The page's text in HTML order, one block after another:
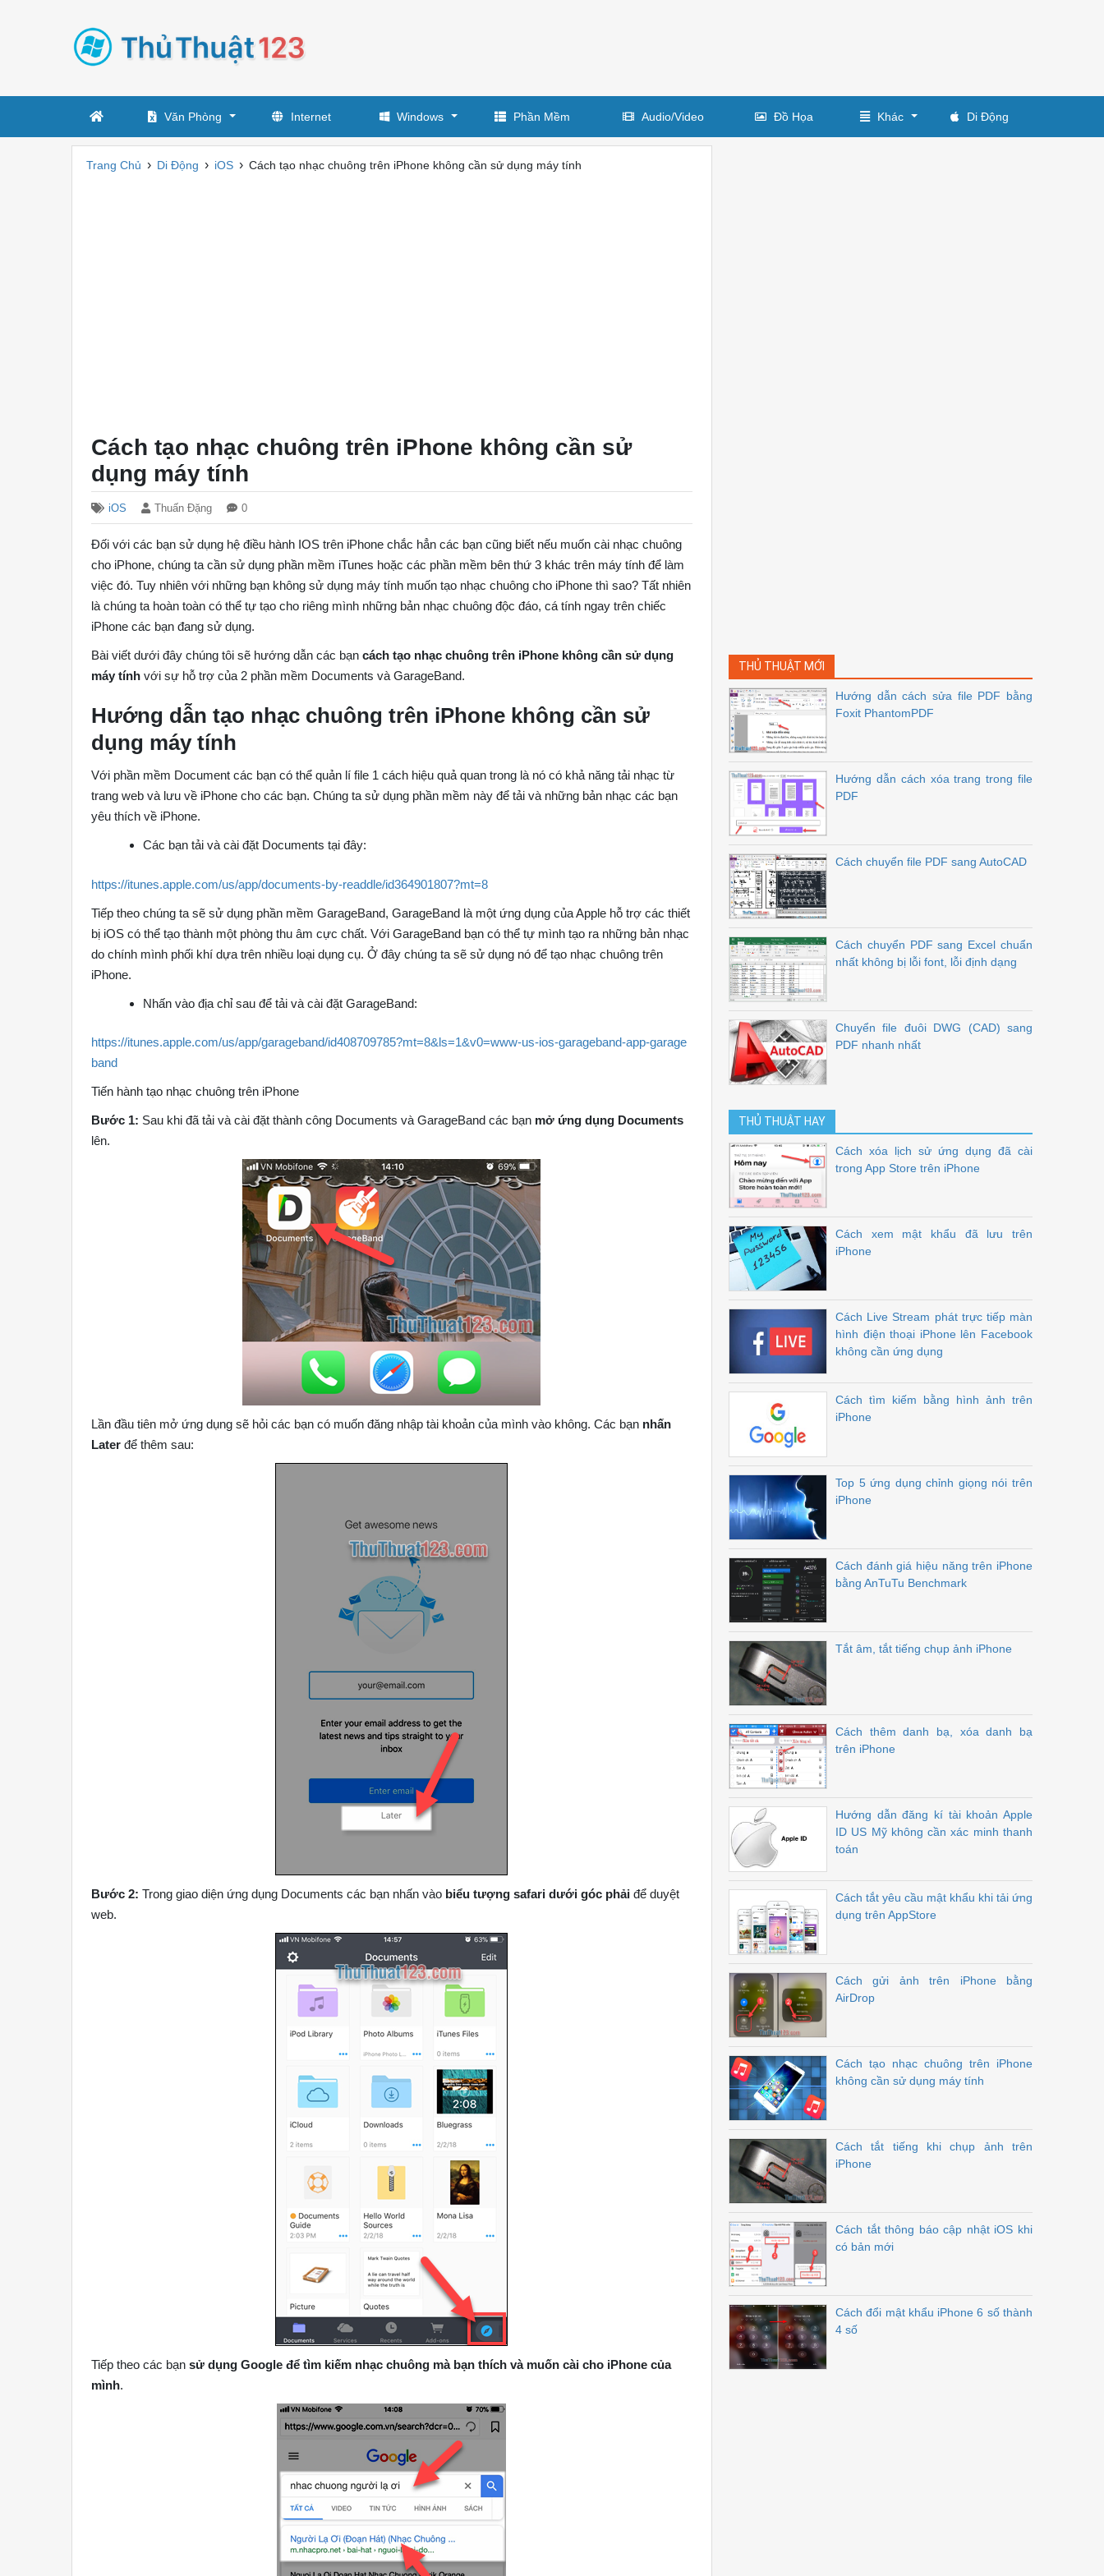
Văn Phòng Internet Windows Phần Mềm Audio/Video Đồ Họa Khác Di Động
Trang Chủ › Di Động › iOS › Cách tạo nhạc chuông trên iPhone không cần sử dụng máy tính
Cách tạo nhạc chuông trên iPhone không cần sử
dụng máy tính
iOS Thuấn Đặng 0
Đối với các bạn sử dụng hệ điều hành IOS trên iPhone chắc hẳn các bạn cũng biết nếu muốn cài nhạc chuông
cho iPhone, chúng ta cần sử dụng phần mềm iTunes hoặc các phần mềm bên thứ 3 khác trên máy tính để làm
việc đó. Tuy nhiên với những bạn không sử dụng máy tính muốn tạo nhạc chuông cho iPhone thì sao? Tất nhiên
là chúng ta hoàn toàn có thể tự tạo cho riêng mình những bản nhạc chuông độc đáo, cá tính ngay trên chiếc
iPhone các bạn đang sử dụng.
Bài viết dưới đây chúng tôi sẽ hướng dẫn các bạncách tạo nhạc chuông trên iPhone không cần sử dụng
máy tính với sự hỗ trợ của 2 phần mềm Documents và GarageBand.
Hướng dẫn tạo nhạc chuông trên iPhone không cần sử
dụng máy tính
Với phần mềm Document các bạn có thể quản lí file 1 cách hiệu quả quan trong là nó có khả năng tải nhạc từ
trang web và lưu về iPhone cho các bạn. Chúng ta sử dụng phần mềm này để tải và những bản nhạc các bạn
yêu thích về iPhone.
Các bạn tải và cài đặt Documents tại đây:
https://itunes.apple.com/us/app/documents-by-readdle/id364901807?mt=8
Tiếp theo chúng ta sẽ sử dụng phần mềm GarageBand, GarageBand là một ứng dụng của Apple hỗ trợ các thiết
bị iOS có thể tạo thành một phòng thu âm cực chất. Với GarageBand bạn có thể tự mình tạo ra những bản nhạc
do chính mình phối khí dựa trên nhiều loại dụng cụ. Ở đây chúng ta sẽ sử dụng nó để tạo nhạc chuông trên
iPhone.
Nhấn vào địa chỉ sau để tải và cài đặt GarageBand:
https://itunes.apple.com/us/app/garageband/id408709785?mt=8&ls=1&v0=www-us-ios-garageband-app-garage
band
Tiến hành tạo nhạc chuông trên iPhone
Bước 1: Sau khi đã tải và cài đặt thành công Documents và GarageBand các bạn mở ứng dụng Documents
lên.
Lần đầu tiên mở ứng dụng sẽ hỏi các bạn có muốn đăng nhập tài khoản của mình vào không. Các bạn nhấn
Later để thêm sau:
Bước 2: Trong giao diện ứng dụng Documents các bạn nhấn vào biểu tượng safari dưới góc phảiđể duyệt
web.
Tiếp theo các bạnsử dụng Google để tìm kiếm nhạc chuông mà bạn thích và muốn cài cho iPhone của
mình.
THỦ THUẬT MỚI
Hướng dẫn cách sửa file PDF bằng
Foxit PhantomPDF
Hướng dẫn cách xóa trang trong file
PDF
Cách chuyển file PDF sang AutoCAD
Cách chuyển PDF sang Excel chuẩn
nhất không bị lỗi font, lỗi định dạng
Chuyển file đuôi DWG (CAD) sang
PDF nhanh nhất
THỦ THUẬT HAY
Cách xóa lịch sử ứng dụng đã cài
trong App Store trên iPhone
Cách xem mật khẩu đã lưu trên
iPhone
Cách Live Stream phát trực tiếp màn
hình điện thoại iPhone lên Facebook
không cần ứng dụng
Cách tìm kiếm bằng hình ảnh trên
iPhone
Top 5 ứng dụng chỉnh giọng nói trên
iPhone
Cách đánh giá hiệu năng trên iPhone
bằng AnTuTu Benchmark
Tắt âm, tắt tiếng chụp ảnh iPhone
Cách thêm danh bạ, xóa danh bạ
trên iPhone
Hướng dẫn đăng kí tài khoản Apple
ID US Mỹ không cần xác minh thanh
toán
Cách tắt yêu cầu mật khẩu khi tải ứng
dụng trên AppStore
Cách gửi ảnh trên iPhone bằng
AirDrop
Cách tạo nhạc chuông trên iPhone
không cần sử dụng máy tính
Cách tắt tiếng khi chụp ảnh trên
iPhone
Cách tắt thông báo cập nhật iOS khi
có bản mới
Cách đổi mật khẩu iPhone 6 số thành
4 số